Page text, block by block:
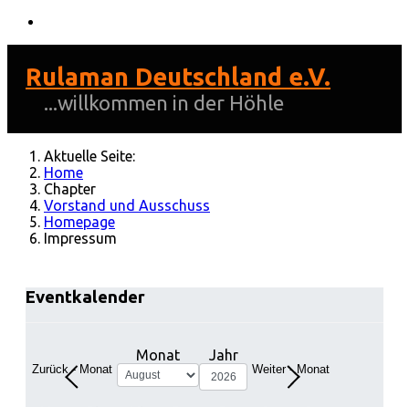
Rulaman Deutschland e.V.
...willkommen in der Höhle
Aktuelle Seite:
Home
Chapter
Vorstand und Ausschuss
Homepage
Impressum
Eventkalender
Zurück - Monat
Monat Jahr
Weiter - Monat